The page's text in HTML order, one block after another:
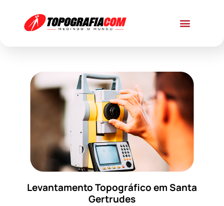
Levantamento Topográfico em Santa
Gertrudes